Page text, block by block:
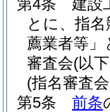
第4条
建設
とに、指
薦業者等」
審査会(以
(指名審査
第5条
前条